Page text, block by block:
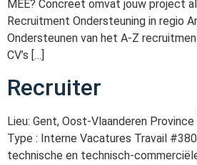
MEE? Concreet omvat jouw project
Recruitment Ondersteuning in regio
Ondersteunen van het A-Z
CV’s […]
Recruiter
Lieu: Gent, Oost-Vlaanderen
Type : Interne Vacatures Travail
technische en technisch-